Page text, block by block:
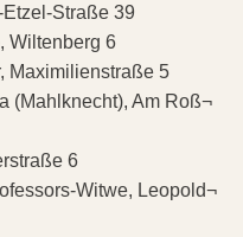
Straße 39
Wiltenberg 6
Maximilienstraße 5
(Mahlknecht), Am Roß¬
6
Witwe, Leopold¬